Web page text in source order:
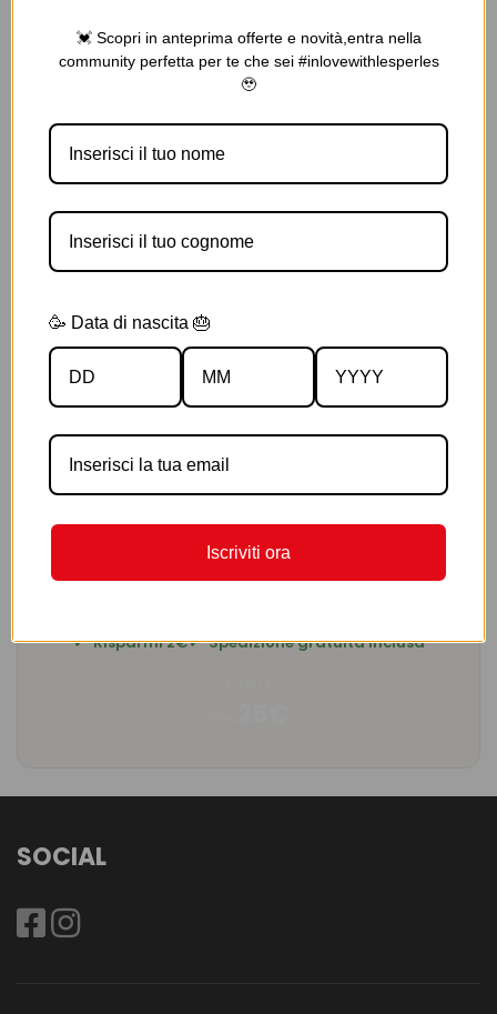
Tabac & Vanille 150 ML Edp Spray
€9.00
RIEPILOGO OFFERTA
Risparmi 2€
Spedizione gratuita inclusa
SOCIAL
💓 Scopri in anteprima offerte e novità,entra nella
community perfetta per te che sei #inlovewithlesperles
🥹
🥳 Data di nascita 🎂
Iscriviti ora